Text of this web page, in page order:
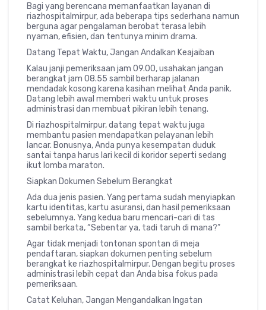
Bagi yang berencana memanfaatkan layanan di
riazhospitalmirpur, ada beberapa tips sederhana namun
berguna agar pengalaman berobat terasa lebih
nyaman, efisien, dan tentunya minim drama.
Datang Tepat Waktu, Jangan Andalkan Keajaiban
Kalau janji pemeriksaan jam 09.00, usahakan jangan
berangkat jam 08.55 sambil berharap jalanan
mendadak kosong karena kasihan melihat Anda panik.
Datang lebih awal memberi waktu untuk proses
administrasi dan membuat pikiran lebih tenang.
Di riazhospitalmirpur, datang tepat waktu juga
membantu pasien mendapatkan pelayanan lebih
lancar. Bonusnya, Anda punya kesempatan duduk
santai tanpa harus lari kecil di koridor seperti sedang
ikut lomba maraton.
Siapkan Dokumen Sebelum Berangkat
Ada dua jenis pasien. Yang pertama sudah menyiapkan
kartu identitas, kartu asuransi, dan hasil pemeriksaan
sebelumnya. Yang kedua baru mencari-cari di tas
sambil berkata, “Sebentar ya, tadi taruh di mana?”
Agar tidak menjadi tontonan spontan di meja
pendaftaran, siapkan dokumen penting sebelum
berangkat ke riazhospitalmirpur. Dengan begitu proses
administrasi lebih cepat dan Anda bisa fokus pada
pemeriksaan.
Catat Keluhan, Jangan Mengandalkan Ingatan